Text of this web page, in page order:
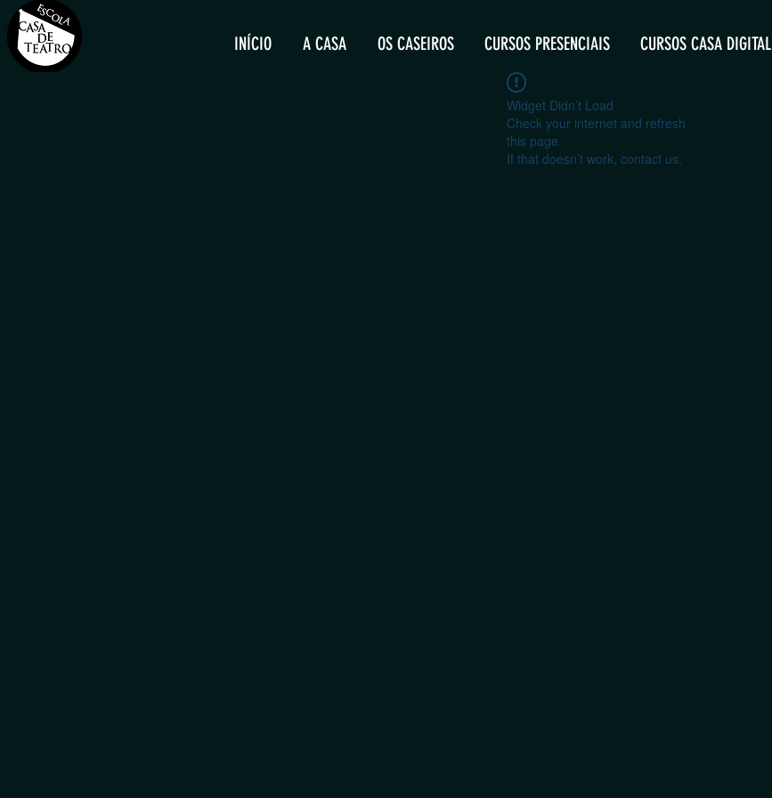
INÍCIO A CASA OS CASEIROS CURSOS PRESENCIAIS CURSOS CASA DIGITAL
Widget Didn’t Load
Check your internet and refresh
this page.
If that doesn’t work, contact us.